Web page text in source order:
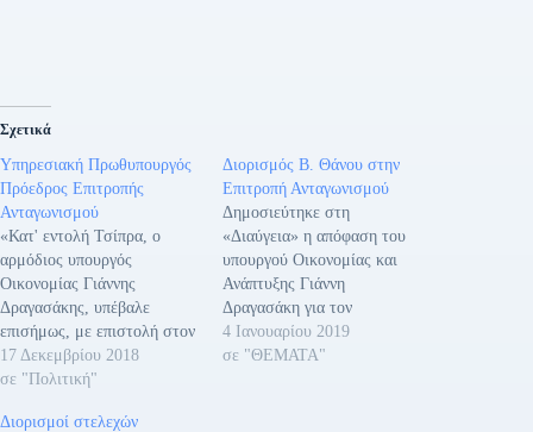
Σχετικά
Υπηρεσιακή Πρωθυπουργός
Πρόεδρος Επιτροπής
Ανταγωνισμού
«Κατ' εντολή Τσίπρα, ο
αρμόδιος υπουργός
Οικονομίας Γιάννης
Δραγασάκης, υπέβαλε
επισήμως, με επιστολή στον
πρόεδρο της Βουλής, την
πρόταση της κυβέρνησης να
Επιτροπής Ανταγωνισμού
17 Δεκεμβρίου 2018
σε "Πολιτική"
Διορισμός Β. Θάνου στην
Επιτροπή Ανταγωνισμού
Δημοσιεύτηκε στη
«Διαύγεια» η απόφαση του
υπουργού Οικονομίας και
Ανάπτυξης Γιάννη
Δραγασάκη για τον
διορισμό, ως πρόεδρου στην
Επιτροπή Ανταγωνισμού, της
4 Ιανουαρίου 2019
σε "ΘΕΜΑΤΑ"
Διορισμοί στελεχών